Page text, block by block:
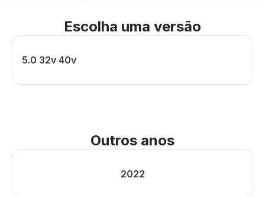
Escolha uma versão
5.0 32v 40v
Outros anos
2022